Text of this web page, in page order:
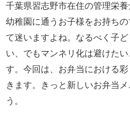
千葉県習志野市在住の管理栄養
幼稚園に通うお子様をお持ち
て迷いますよね。なるべく子
い、でもマンネリ化は避けた
す。今回は、お弁当における
きます。きっと新しいお弁当
う。